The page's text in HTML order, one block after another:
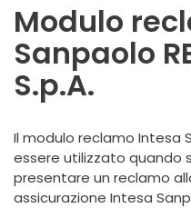
Modulo
Sanpaolo
S.p.A.
Il modulo reclamo Intesa
essere utilizzato quando
presentare un reclamo
assicurazione Intesa